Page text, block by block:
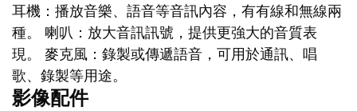
耳機：播放音樂、語音等音訊內容，有有線和無線兩
種。 喇叭：放大音訊訊號，提供更強大的音質表
現。 麥克風：錄製或傳遞語音，可用於通訊、唱
歌、錄製等用途。
影像配件